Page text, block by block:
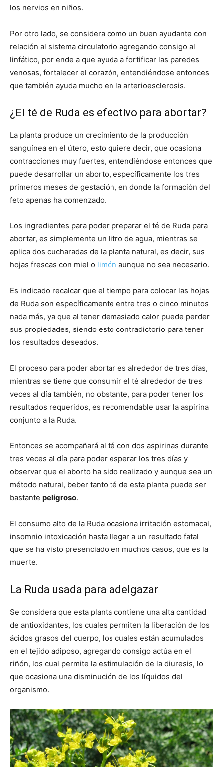
los nervios en niños.
Por otro lado, se considera como un buen ayudante con
relación al sistema circulatorio agregando consigo al
linfático, por ende a que ayuda a fortificar las paredes
venosas, fortalecer el corazón, entendiéndose entonces
que también ayuda mucho en la arterioesclerosis.
¿El té de Ruda es efectivo para abortar?
La planta produce un crecimiento de la producción
sanguínea en el útero, esto quiere decir, que ocasiona
contracciones muy fuertes, entendiéndose entonces que
puede desarrollar un aborto, específicamente los tres
primeros meses de gestación, en donde la formación del
feto apenas ha comenzado.
Los ingredientes para poder preparar el té de Ruda para
abortar, es simplemente un litro de agua, mientras se
aplica dos cucharadas de la planta natural, es decir, sus
hojas frescas con miel o limón aunque no sea necesario.
Es indicado recalcar que el tiempo para colocar las hojas
de Ruda son específicamente entre tres o cinco minutos
nada más, ya que al tener demasiado calor puede perder
sus propiedades, siendo esto contradictorio para tener
los resultados deseados.
El proceso para poder abortar es alrededor de tres días,
mientras se tiene que consumir el té alrededor de tres
veces al día también, no obstante, para poder tener los
resultados requeridos, es recomendable usar la aspirina
conjunto a la Ruda.
Entonces se acompañará al té con dos aspirinas durante
tres veces al día para poder esperar los tres días y
observar que el aborto ha sido realizado y aunque sea un
método natural, beber tanto té de esta planta puede ser
bastante peligroso.
El consumo alto de la Ruda ocasiona irritación estomacal,
insomnio intoxicación hasta llegar a un resultado fatal
que se ha visto presenciado en muchos casos, que es la
muerte.
La Ruda usada para adelgazar
Se considera que esta planta contiene una alta cantidad
de antioxidantes, los cuales permiten la liberación de los
ácidos grasos del cuerpo, los cuales están acumulados
en el tejido adiposo, agregando consigo actúa en el
riñón, los cual permite la estimulación de la diuresis, lo
que ocasiona una disminución de los líquidos del
organismo.